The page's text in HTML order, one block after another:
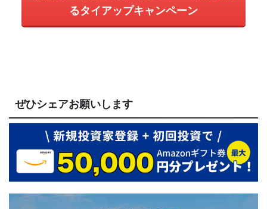
るタイアップキャンペーン
ぜひシェアお願いします